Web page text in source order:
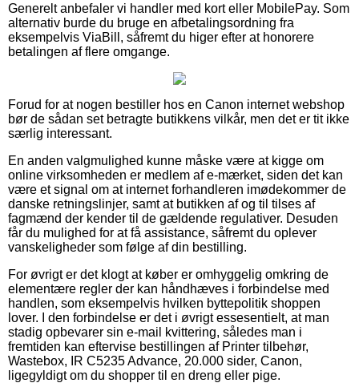
Generelt anbefaler vi handler med kort eller MobilePay. Som
alternativ burde du bruge en afbetalingsordning fra
eksempelvis ViaBill, såfremt du higer efter at honorere
betalingen af flere omgange.
Forud for at nogen bestiller hos en Canon internet webshop
bør de sådan set betragte butikkens vilkår, men det er tit ikke
særlig interessant.
En anden valgmulighed kunne måske være at kigge om
online virksomheden er medlem af e-mærket, siden det kan
være et signal om at internet forhandleren imødekommer de
danske retningslinjer, samt at butikken af og til tilses af
fagmænd der kender til de gældende regulativer. Desuden
får du mulighed for at få assistance, såfremt du oplever
vanskeligheder som følge af din bestilling.
For øvrigt er det klogt at køber er omhyggelig omkring de
elementære regler der kan håndhæves i forbindelse med
handlen, som eksempelvis hvilken byttepolitik shoppen
lover. I den forbindelse er det i øvrigt essesentielt, at man
stadig opbevarer sin e-mail kvittering, således man i
fremtiden kan eftervise bestillingen af Printer tilbehør,
Wastebox, IR C5235 Advance, 20.000 sider, Canon,
ligegyldigt om du shopper til en dreng eller pige.